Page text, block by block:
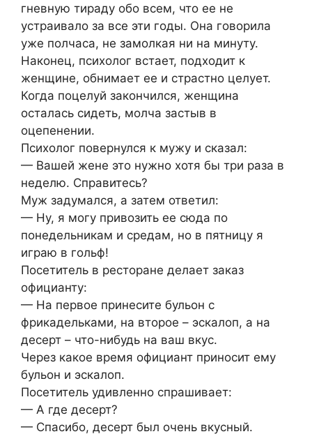
гневную тираду обо всем, что ее не
устраивало за все эти годы. Она говорила
уже полчаса, не замолкая ни на минуту.
Наконец, психолог встает, подходит к
женщине, обнимает ее и страстно целует.
Когда поцелуй закончился, женщина
осталась сидеть, молча застыв в
оцепенении.
Психолог повернулся к мужу и сказал:
— Вашей жене это нужно хотя бы три раза в
неделю. Справитесь?
Муж задумался, а затем ответил:
— Ну, я могу привозить ее сюда по
понедельникам и средам, но в пятницу я
играю в гольф!
Посетитель в ресторане делает заказ
официанту:
— На первое принесите бульон с
фрикадельками, на второе – эскалоп, а на
десерт – что-нибудь на ваш вкус.
Через какое время официант приносит ему
бульон и эскалоп.
Посетитель удивленно спрашивает:
— А где десерт?
— Спасибо, десерт был очень вкусный.